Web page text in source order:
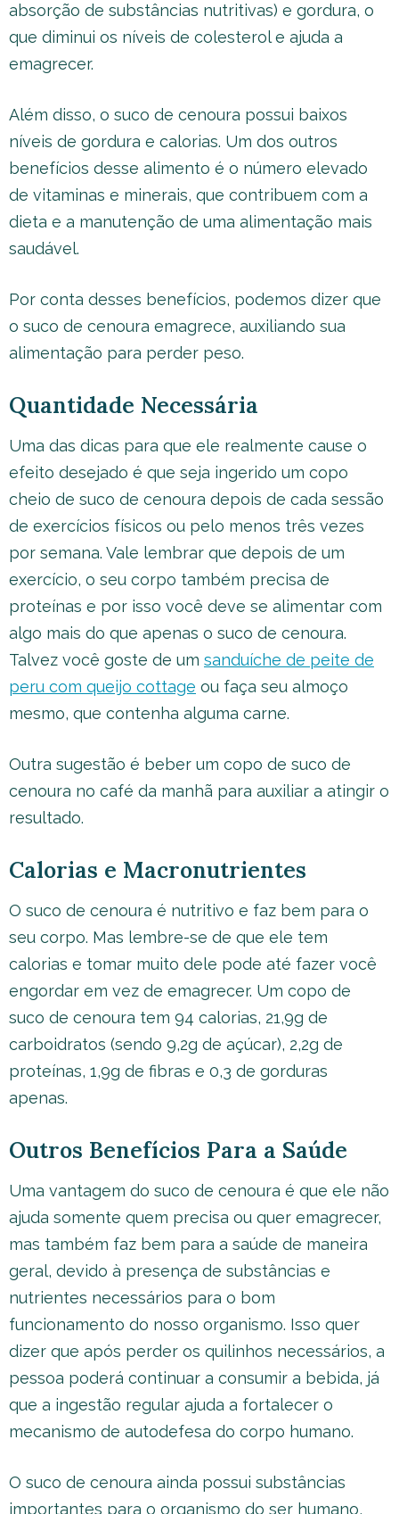
absorção de substâncias nutritivas) e gordura, o
que diminui os níveis de colesterol e ajuda a
emagrecer.
Além disso, o suco de cenoura possui baixos
níveis de gordura e calorias. Um dos outros
benefícios desse alimento é o número elevado
de vitaminas e minerais, que contribuem com a
dieta e a manutenção de uma alimentação mais
saudável.
Por conta desses benefícios, podemos dizer que
o suco de cenoura emagrece, auxiliando sua
alimentação para perder peso.
Quantidade Necessária
Uma das dicas para que ele realmente cause o
efeito desejado é que seja ingerido um copo
cheio de suco de cenoura depois de cada sessão
de exercícios físicos ou pelo menos três vezes
por semana. Vale lembrar que depois de um
exercício, o seu corpo também precisa de
proteínas e por isso você deve se alimentar com
algo mais do que apenas o suco de cenoura.
Talvez você goste de um sanduíche de peite de
peru com queijo cottage ou faça seu almoço
mesmo, que contenha alguma carne.
Outra sugestão é beber um copo de suco de
cenoura no café da manhã para auxiliar a atingir o
resultado.
Calorias e Macronutrientes
O suco de cenoura é nutritivo e faz bem para o
seu corpo. Mas lembre-se de que ele tem
calorias e tomar muito dele pode até fazer você
engordar em vez de emagrecer. Um copo de
suco de cenoura tem 94 calorias, 21,9g de
carboidratos (sendo 9,2g de açúcar), 2,2g de
proteínas, 1,9g de fibras e 0,3 de gorduras
apenas.
Outros Benefícios Para a Saúde
Uma vantagem do suco de cenoura é que ele não
ajuda somente quem precisa ou quer emagrecer,
mas também faz bem para a saúde de maneira
geral, devido à presença de substâncias e
nutrientes necessários para o bom
funcionamento do nosso organismo. Isso quer
dizer que após perder os quilinhos necessários, a
pessoa poderá continuar a consumir a bebida, já
que a ingestão regular ajuda a fortalecer o
mecanismo de autodefesa do corpo humano.
O suco de cenoura ainda possui substâncias
importantes para o organismo do ser humano,